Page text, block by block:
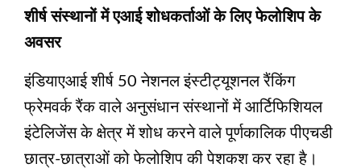
शीर्ष संस्थानों में एआई शोधकर्ताओं के लिए फेलोशिप के
अवसर
इंडियाएआई शीर्ष 50 नेशनल इंस्टीट्यूशनल रैंकिंग
फ्रेमवर्क रैंक वाले अनुसंधान संस्थानों में आर्टिफिशियल
इंटेलिजेंस के क्षेत्र में शोध करने वाले पूर्णकालिक पीएचडी
छात्र-छात्राओं को फेलोशिप की पेशकश कर रहा है।